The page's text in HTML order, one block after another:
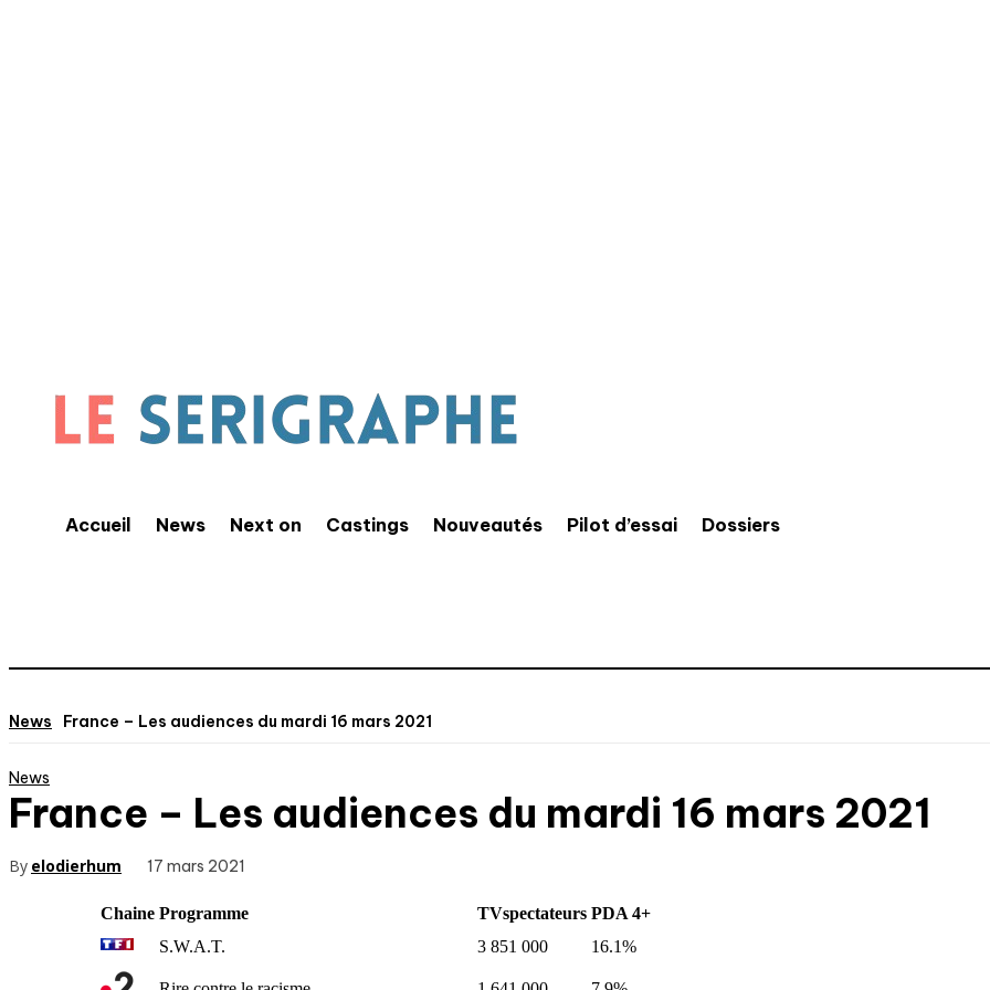
Accueil News Next on Castings Nouveautés Pilot d’essai Dossiers
News France – Les audiences du mardi 16 mars 2021
News
France – Les audiences du mardi 16 mars 2021
By elodierhum 17 mars 2021
Chaine Programme TVspectateurs PDA 4+
S.W.A.T.
3 851 000 16.1%